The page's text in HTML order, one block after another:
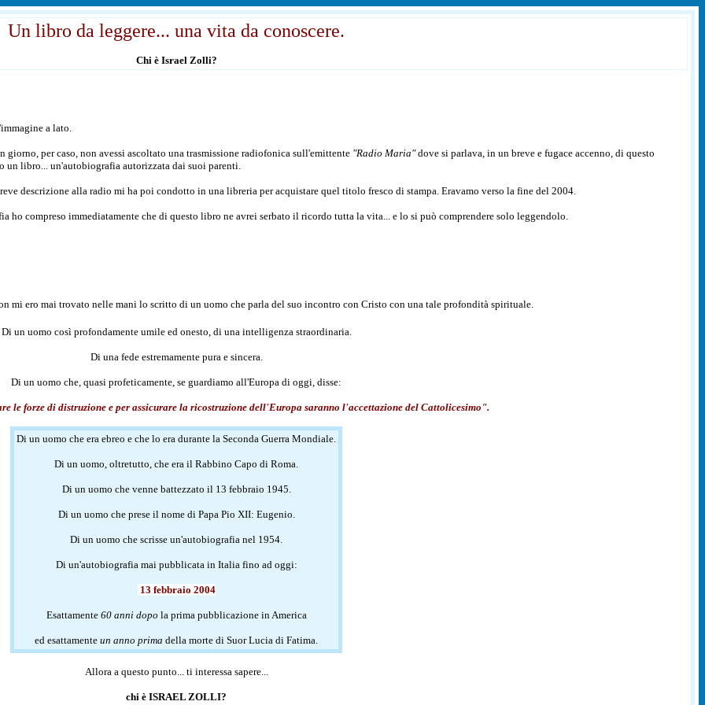
Un libro da leggere... una vita da conoscere.
Chi è Israel Zolli?
a lato.
giorno, per caso, non avessi ascoltato una trasmissione radiofonica sull'emittente "Radio Maria"dove si parlava, in un breve e fugace accenno, di questo
un libro... un'autobiografia autorizzata dai suoi parenti.
descrizione alla radio mi ha poi condotto in una libreria per acquistare quel titolo fresco di stampa. Eravamo verso la fine del 2004.
ho compreso immediatamente che di questo libro ne avrei serbato il ricordo tutta la vita... e lo si può comprendere solo leggendolo.
mi ero mai trovato nelle mani lo scritto di un uomo che parla del suo incontro con Cristo con una tale profondità spirituale.
Di un uomo così profondamente umile ed onesto, di una intelligenza straordinaria.
Di una fede estremamente pura e sincera.
Di un uomo che, quasi profeticamente, se guardiamo all'Europa di oggi, disse:
le forze di distruzione e per assicurare la ricostruzione dell'Europa saranno l'accettazione del Cattolicesimo".
Di un uomo che era ebreo e che lo era durante la Seconda Guerra Mondiale.
Di un uomo, oltretutto, che era il Rabbino Capo di Roma.
Di un uomo che venne battezzato il 13 febbraio 1945.
Di un uomo che prese il nome di Papa Pio XII: Eugenio.
Di un uomo che scrisse un'autobiografia nel 1954.
Di un'autobiografia mai pubblicata in Italia fino ad oggi:
13 febbraio 2004
Esattamente 60 anni dopo la prima pubblicazione in America
ed esattamente un anno prima della morte di Suor Lucia di Fatima.
Allora a questo punto... ti interessa sapere...
chi è ISRAEL ZOLLI?